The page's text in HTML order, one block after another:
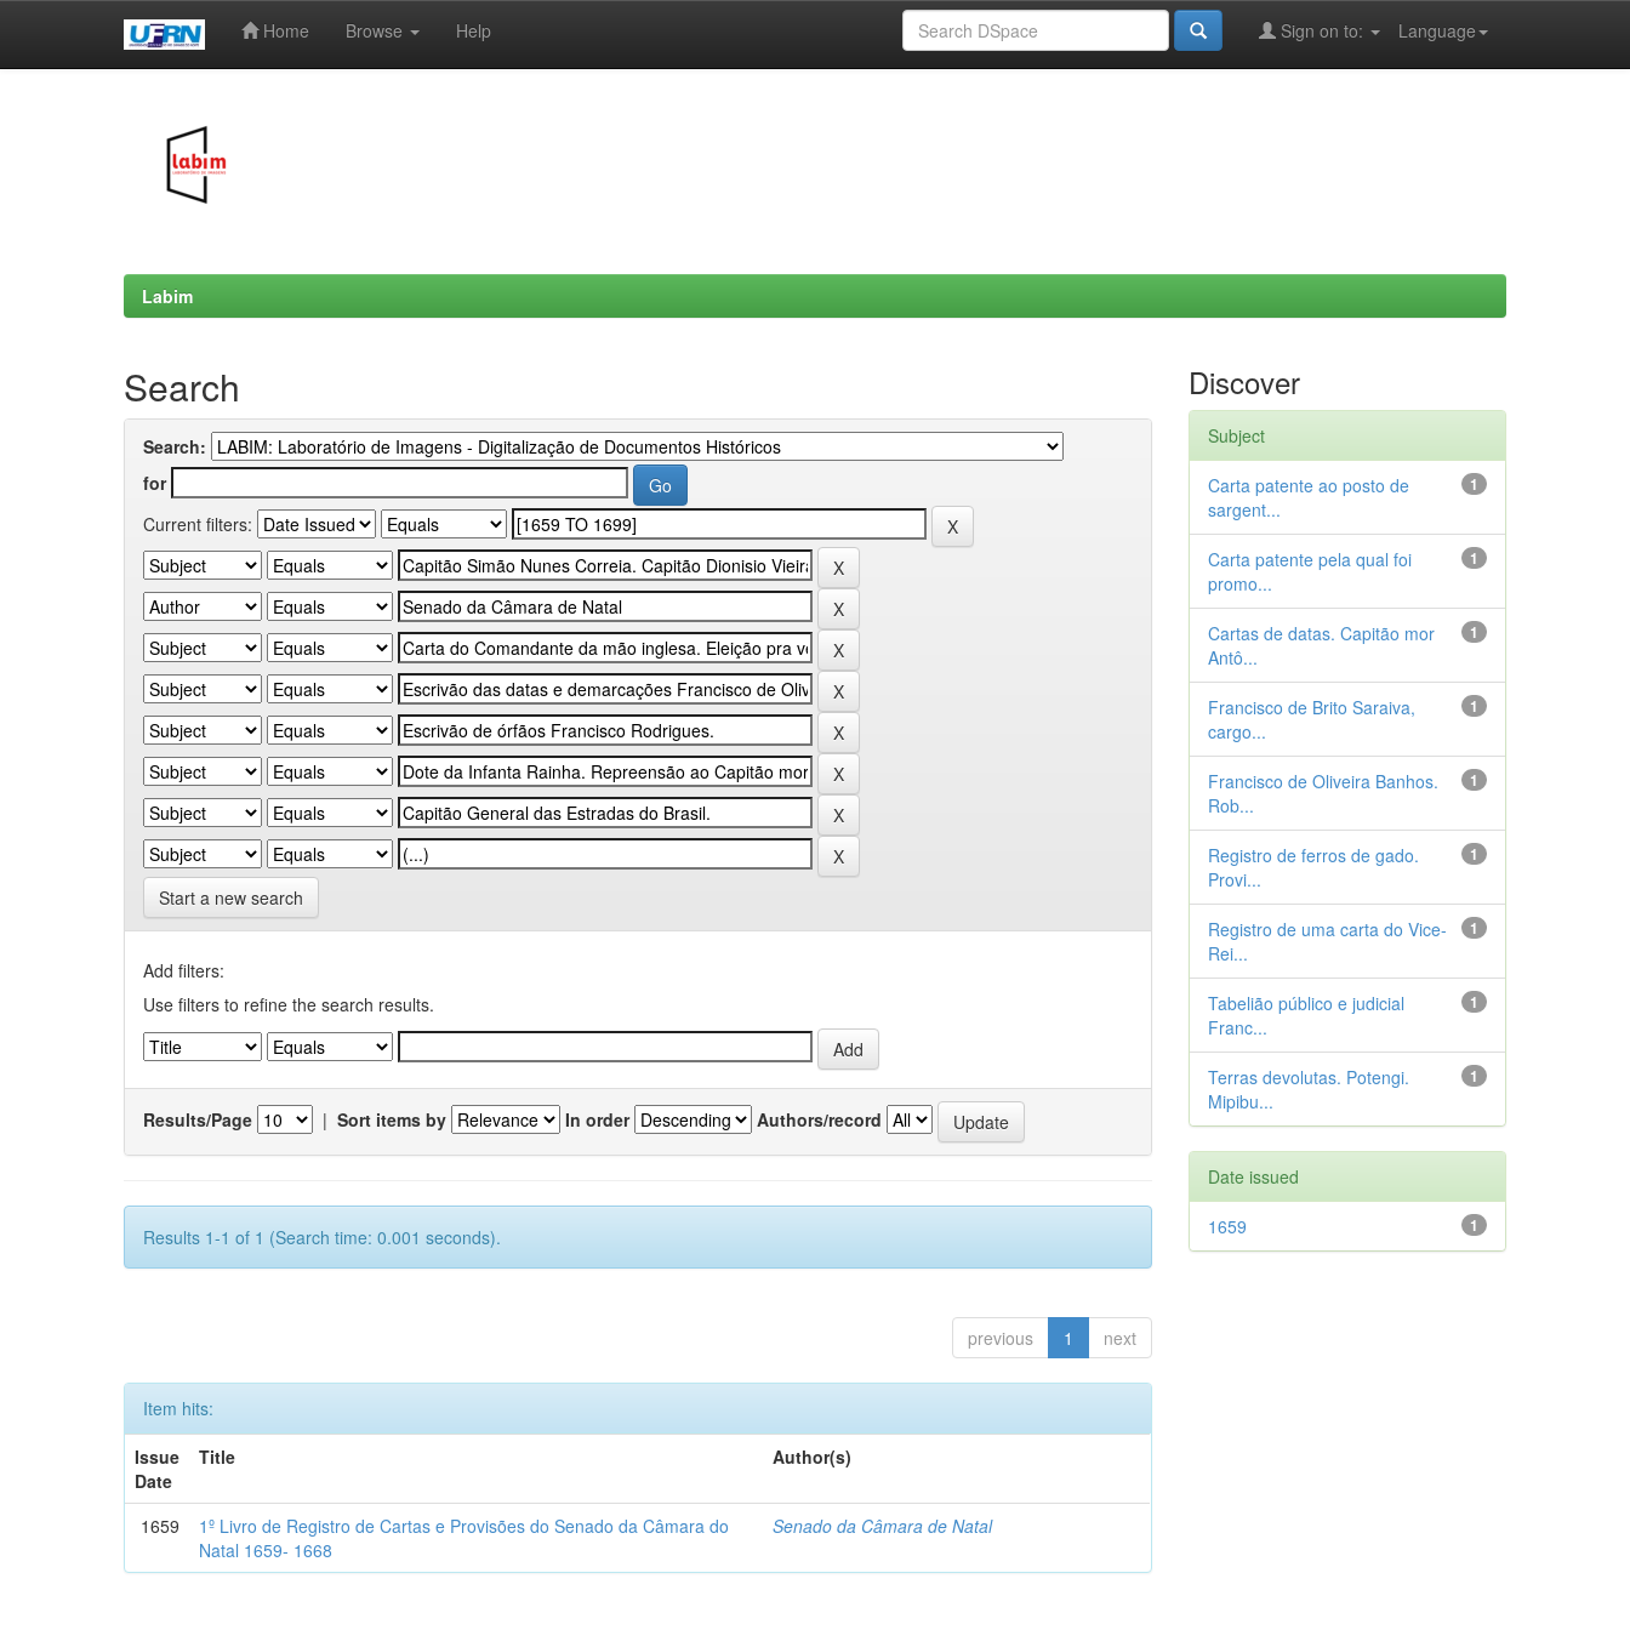
Home Browse Help Language
Sign on to:
Labim
Search
Search:
for
Current filters:
Start a new search
Add filters:
Use filters to refine the search results.
Results/Page | Sort items by In order Authors/record
Results 1-1 of 1 (Search time: 0.001 seconds).
previous 1 next
Item hits:
Issue
Date
Title Author(s)
1659
1º Livro de Registro de Cartas e Provisões do Senado da Câmara do
Natal 1659- 1668
Senado da Câmara de Natal
Discover
Subject
1
Carta patente ao posto de
sargent...
1
Carta patente pela qual foi
promo...
1
Cartas de datas. Capitão mor
Antô...
1
Francisco de Brito Saraiva,
cargo...
1
Francisco de Oliveira Banhos.
Rob...
1
Registro de ferros de gado.
Provi...
1
Registro de uma carta do Vice-
Rei...
1
Tabelião público e judicial
Franc...
1
Terras devolutas. Potengi.
Mipibu...
Date issued
1
1659